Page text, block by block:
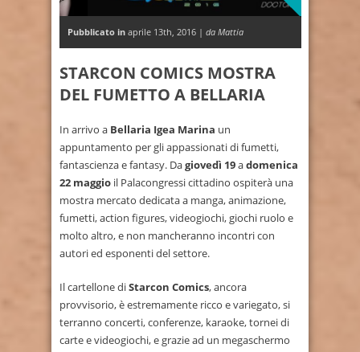
Pubblicato in aprile 13th, 2016 | da Mattia
STARCON COMICS MOSTRA
DEL FUMETTO A BELLARIA
In arrivo a Bellaria Igea Marina un
appuntamento per gli appassionati di fumetti,
fantascienza e fantasy. Dagiovedì 19adomenica
22 maggio il Palacongressi cittadino ospiterà una
mostra mercato dedicata a manga, animazione,
fumetti, action figures, videogiochi, giochi ruolo e
molto altro, e non mancheranno incontri con
autori ed esponenti del settore.
Il cartellone diStarcon Comics, ancora
provvisorio, è estremamente ricco e variegato, si
terranno concerti, conferenze, karaoke, tornei di
carte e videogiochi, e grazie ad un megaschermo